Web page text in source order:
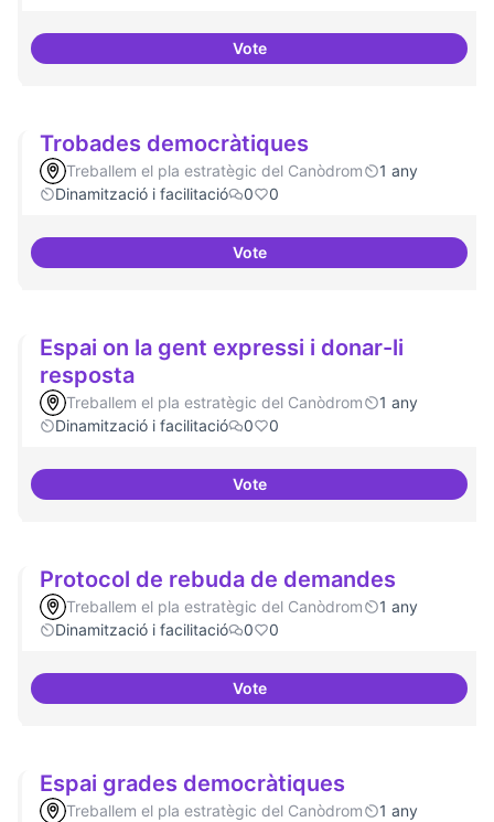
VoteSuport a projectes digitals i
Trobades democràtiques
Treballem el pla estratègic del Canòdrom
1 any
Dinamització i facilitació
0 0
VoteTrobades democràtiques
Espai on la gent expressi i donar-li
resposta
Treballem el pla estratègic del Canòdrom
1 any
Dinamització i facilitació
0 0
VoteEspai on la gent expressi i
Protocol de rebuda de demandes
Treballem el pla estratègic del Canòdrom
1 any
Dinamització i facilitació
0 0
VoteProtocol de rebuda de
Espai grades democràtiques
Treballem el pla estratègic del Canòdrom
1 any